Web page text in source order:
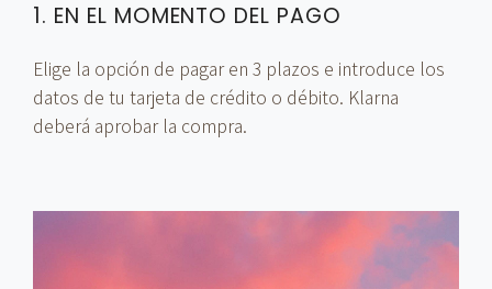
1. EN EL MOMENTO DEL PAGO
Elige la opción de pagar en 3 plazos e introduce los
datos de tu tarjeta de crédito o débito. Klarna
deberá aprobar la compra.